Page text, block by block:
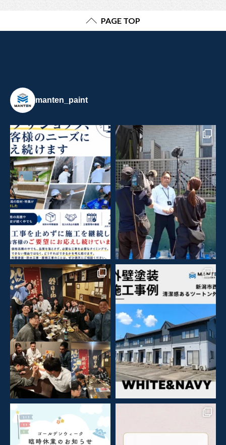
PAGE TOP
manten_paint